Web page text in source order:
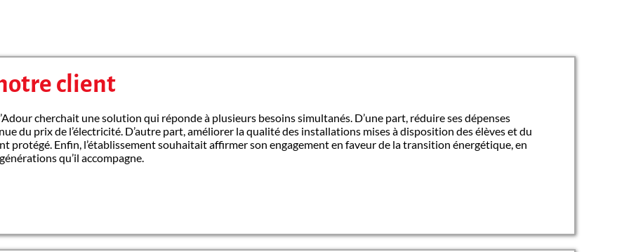
client
cherchait une solution qui réponde à plusieurs besoins simultanés. D’une part, réduire ses dépenses
du prix de l’électricité. D’autre part, améliorer la qualité des installations mises à disposition des élèves et du
protégé. Enfin, l’établissement souhaitait affirmer son engagement en faveur de la transition énergétique, en
qu’il accompagne.